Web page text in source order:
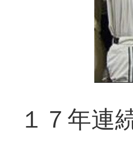
１７年連